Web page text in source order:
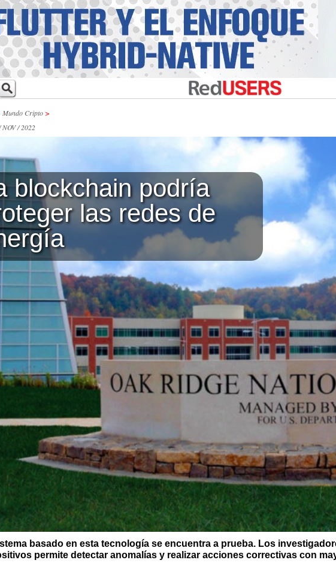
Mundo Cripto>
/ 2022
blockchain podría
las redes de
basado en esta tecnología se encuentra a prueba. Los
permite detectar anomalías y realizar acciones correctivas con